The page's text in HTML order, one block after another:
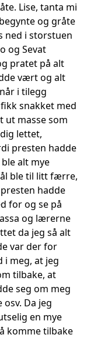
Lise, tanta mi
og gråte
ned i storstuen
og Sevat
pratet på alt
vært og alt
i tilegg
snakket med
ut masse som
lettet,
presten hadde
alt mye
ble til litt færre,
hadde
for og se på
og lærerne
da jeg så alt
var der for
i meg, at jeg
tilbake, at
seg om meg
Da jeg
en mye
komme tilbake